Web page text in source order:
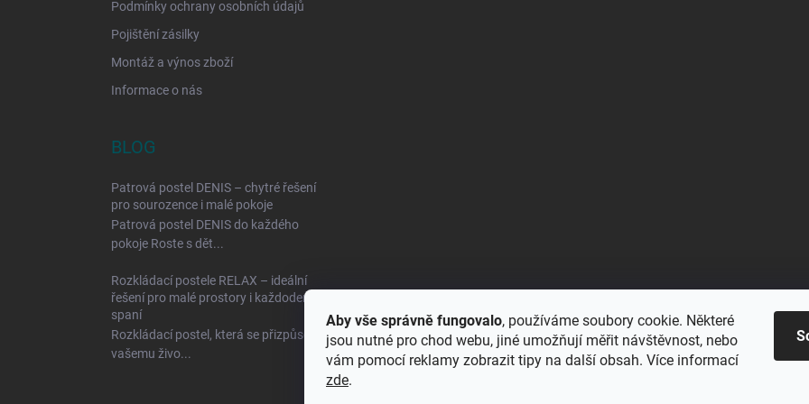
Aby vše správně fungovalo, používáme soubory cookie. Některé
jsou nutné pro chod webu, jiné umožňují měřit návštěvnost, nebo
vám pomocí reklamy zobrazit tipy na další obsah. Více informací
zde.
Podmínky ochrany osobních údajů
Pojištění zásilky
Montáž a výnos zboží
Informace o nás
BLOG
Patrová postel DENIS – chytré řešení
pro sourozence i malé pokoje
Patrová postel DENIS do každého
pokoje Roste s dět...
Rozkládací postele RELAX – ideální
řešení pro malé prostory i každodenní
spaní
Rozkládací postel, která se přizpůsobí
vašemu živo...